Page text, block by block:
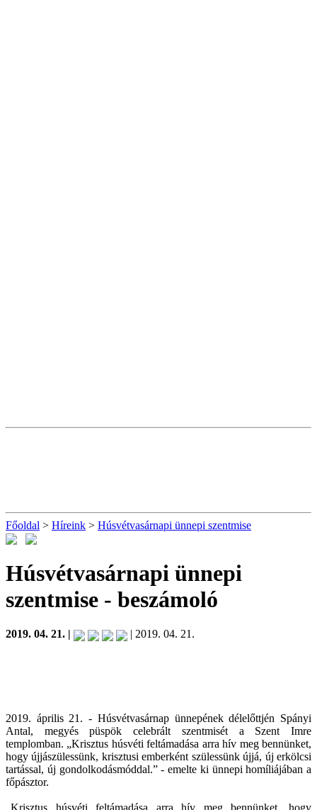
Főoldal > Híreink > Húsvétvasárnapi ünnepi szentmise
Húsvétvasárnapi ünnepi
szentmise - beszámoló
2019. 04. 21. | | 2019. 04. 21.
2019. április 21. - Húsvétvasárnap ünnepének délelőttjén Spányi
Antal, megyés püspök celebrált szentmisét a Szent Imre
templomban. „Krisztus húsvéti feltámadása arra hív meg bennünket,
hogy újjászülessünk, krisztusi emberként szülessünk újjá, új erkölcsi
tartással, új gondolkodásmóddal.” - emelte ki ünnepi homíliájában a
főpásztor.
„Krisztus húsvéti feltámadása arra hív meg bennünket, hogy